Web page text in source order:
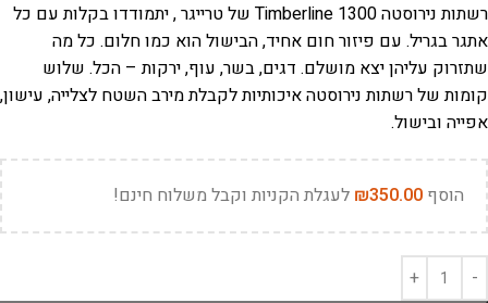
רשתות נירוסטה Timberline 1300 של טרייגר , יתמודדו בקלות עם כל
אתגר בגריל. עם פיזור חום אחיד, הבישול הוא כמו חלום. כל מה
שתזרוק עליהן יצא מושלם. דגים, בשר, עוף, ירקות – הכל. שלוש
קומות של רשתות נירוסטה איכותיות לקבלת מירב השטח לצלייה, עישון,
אפייה ובישול.
הוסף ₪350.00 לעגלת הקניות וקבל משלוח חינם!